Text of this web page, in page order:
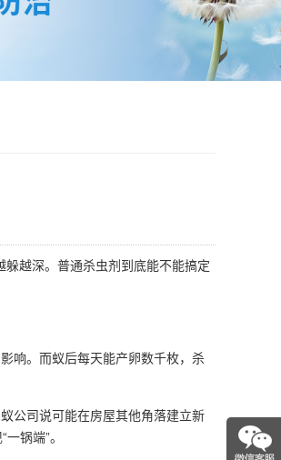
越深。 普通杀虫剂到底能不能搞定
响。而蚁后每天能产卵数千枚，杀
公司说可能在房屋其他角落建立新
锅端”。